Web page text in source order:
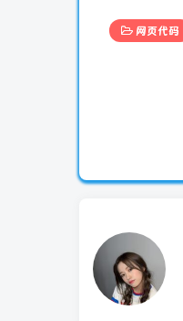
网页代码